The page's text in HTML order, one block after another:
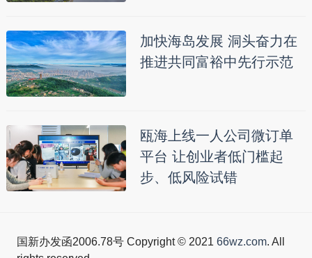
加快海岛发展 洞头奋力在
推进共同富裕中先行示范
瓯海上线一人公司微订单
平台 让创业者低门槛起
步、低风险试错
国新办发函2006.78号 Copyright © 2021 66wz.com. All